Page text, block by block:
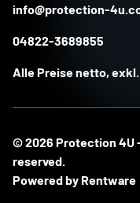
info@protection-
04822-3689855
Alle Preise netto, exkl.
©2026 Protection 4U
reserved.
Powered by Rentware